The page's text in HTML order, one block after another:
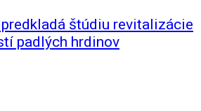
predkladá štúdiu revitalizácie
padlých hrdinov